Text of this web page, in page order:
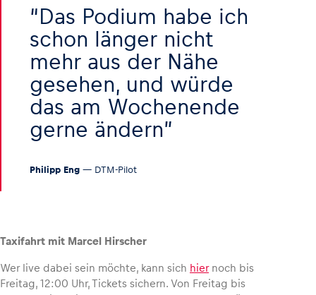
Das Podium habe ich
schon länger nicht
mehr aus der Nähe
gesehen, und würde
das am Wochenende
gerne ändern
Philipp Eng — DTM-Pilot
Taxifahrt mit Marcel Hirscher
Wer live dabei sein möchte, kann sich hiernoch bis
Freitag, 12:00 Uhr, Tickets sichern. Von Freitag bis